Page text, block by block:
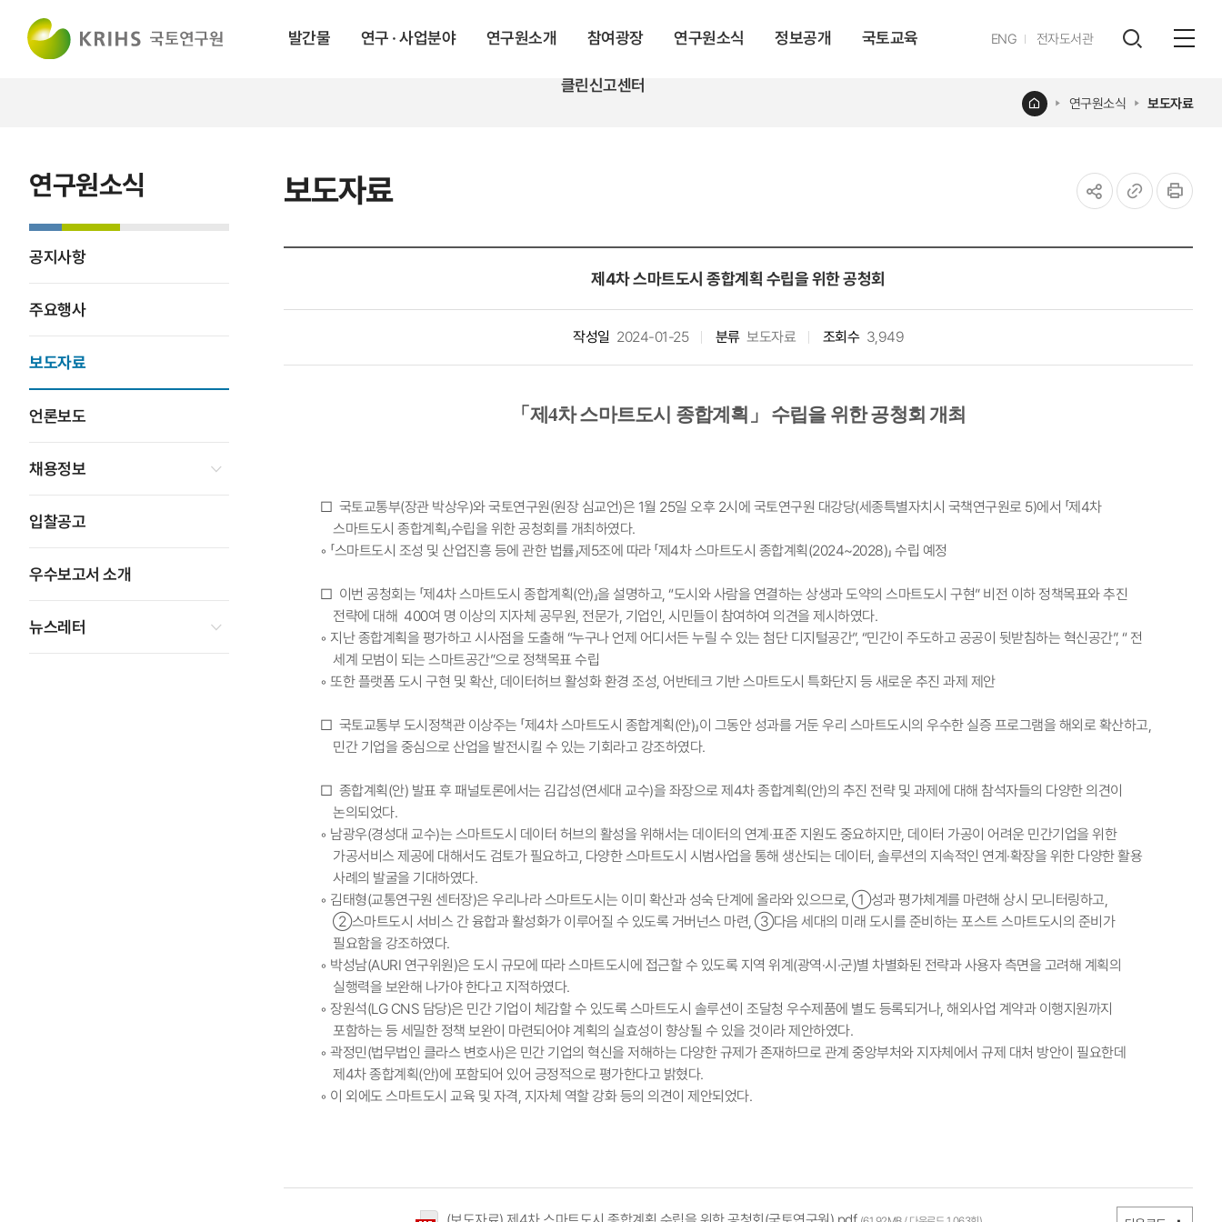
발간물 연구 · 사업분야 연구원소개 참여광장 연구원소식 정보공개 국토교육
클린신고센터
ENG영문전자도서관
레이어
보도자료
홈 연구원소식 보도자료
연구원소식
공지사항
주요행사
보도자료
언론보도
채용정보
입찰공고
우수보고서 소개
뉴스레터
제4차 스마트도시 종합계획 수립을 위한 공청회
작성일 2024-01-25 분류 보도자료 조회수 3,949
「 제 4차 스마트도시 종합계획 」 수립을 위한 공청회 개최
□ 국토교통부(장관 박상우)와 국토연구원(원장 심교언)은 1월 25일 오후 2시에 국토연구원 대강당(세종특별자치시 국책연구원로 5)에서 「제4차
스마트도시 종합계획」수립을 위한 공청회를 개최하였다.
◦ 「스마트도시 조성 및 산업진흥 등에 관한 법률」제5조에 따라 「제4차 스마트도시 종합계획(2024~2028)」 수립 예정
□ 이번 공청회는 「제4차 스마트도시 종합계획(안)」을 설명하고, “도시와 사람을 연결하는 상생과 도약의 스마트도시 구현” 비전 이하 정책목표와 추진
전략에 대해 400여 명 이상의 지자체 공무원, 전문가, 기업인, 시민들이 참여하여 의견을 제시하였다.
◦ 지난 종합계획을 평가하고 시사점을 도출해 “누구나 언제 어디서든 누릴 수 있는 첨단 디지털공간”, “민간이 주도하고 공공이 뒷받침하는 혁신공간”, “ 전
세계 모범이 되는 스마트공간”으로 정책목표 수립
◦ 또한 플랫폼 도시 구현 및 확산, 데이터허브 활성화 환경 조성, 어반테크 기반 스마트도시 특화단지 등 새로운 추진 과제 제안
□ 국토교통부 도시정책관 이상주는 「제4차 스마트도시 종합계획(안)」이 그동안 성과를 거둔 우리 스마트도시의 우수한 실증 프로그램을 해외로 확산하고,
민간 기업을 중심으로 산업을 발전시킬 수 있는 기회라고 강조하였다.
□ 종합계획(안) 발표 후 패널토론에서는 김갑성(연세대 교수)을 좌장으로 제4차 종합계획(안)의 추진 전략 및 과제에 대해 참석자들의 다양한 의견이
논의되었다.
◦ 남광우(경성대 교수)는 스마트도시 데이터 허브의 활성을 위해서는 데이터의 연계·표준 지원도 중요하지만, 데이터 가공이 어려운 민간기업을 위한
가공서비스 제공에 대해서도 검토가 필요하고, 다양한 스마트도시 시범사업을 통해 생산되는 데이터, 솔루션의 지속적인 연계·확장을 위한 다양한 활용
사례의 발굴을 기대하였다.
◦ 김태형(교통연구원 센터장)은 우리나라 스마트도시는 이미 확산과 성숙 단계에 올라와 있으므로, ①성과 평가체계를 마련해 상시 모니터링하고,
②스마트도시 서비스 간 융합과 활성화가 이루어질 수 있도록 거버넌스 마련, ③다음 세대의 미래 도시를 준비하는 포스트 스마트도시의 준비가
필요함을 강조하였다.
◦ 박성남(AURI 연구위원)은 도시 규모에 따라 스마트도시에 접근할 수 있도록 지역 위계(광역·시·군)별 차별화된 전략과 사용자 측면을 고려해 계획의
실행력을 보완해 나가야 한다고 지적하였다.
◦ 장원석(LG CNS 담당)은 민간 기업이 체감할 수 있도록 스마트도시 솔루션이 조달청 우수제품에 별도 등록되거나, 해외사업 계약과 이행지원까지
포함하는 등 세밀한 정책 보완이 마련되어야 계획의 실효성이 향상될 수 있을 것이라 제안하였다.
◦ 곽정민(법무법인 클라스 변호사)은 민간 기업의 혁신을 저해하는 다양한 규제가 존재하므로 관계 중앙부처와 지자체에서 규제 대처 방안이 필요한데
제4차 종합계획(안)에 포함되어 있어 긍정적으로 평가한다고 밝혔다.
◦ 이 외에도 스마트도시 교육 및 자격, 지자체 역할 강화 등의 의견이 제안되었다.